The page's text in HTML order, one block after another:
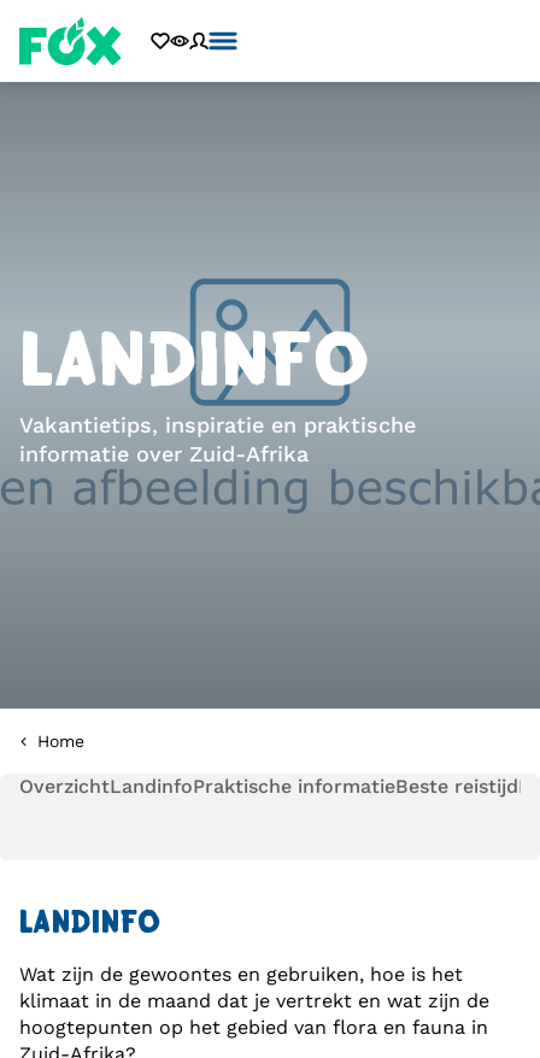
LANDINFO
Vakantietips, inspiratie en praktische
informatie over Zuid-Afrika
Home
OverzichtLandinfoPraktische informatieBeste reistijd
LANDINFO
Wat zijn de gewoontes en gebruiken, hoe is het
klimaat in de maand dat je vertrekt en wat zijn de
hoogtepunten op het gebied van flora en fauna in